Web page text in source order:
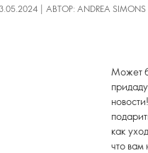
| АВТОР: ANDREA SIMONS /
Может
как
что вам